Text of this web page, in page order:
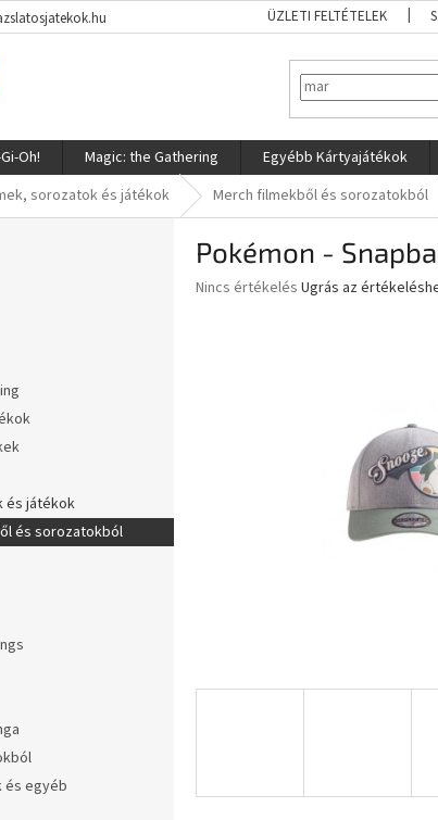
ÜZLETI FELTÉTELEK
Oh! Magic: the Gathering Egyébb Kártyajátékok
sorozatok és játékok Merch filmekből és sorozatokból
és játékok
és sorozatokból
és egyéb
Pokémon -
A
Nincs értékelés Ugrás az